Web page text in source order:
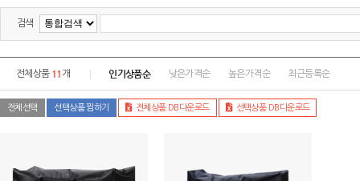
검색
전체상품 11 개 인기상품순 낮은가격순 높은가격순 최근등록순
전체선택 선택상품 찜하기 전체상품 DB다운로드 선택상품 DB다운로드